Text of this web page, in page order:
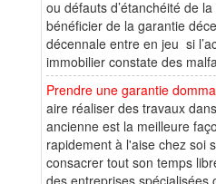
ou défauts d’étanchéité de
bénéficier de la garantie
décennale entre en jeu si
immobilier constate des
Prendre une garantie
aire réaliser des travaux
ancienne est la meilleure
rapidement à l'aise chez soi
consacrer tout son temps
des entreprises spécialisées